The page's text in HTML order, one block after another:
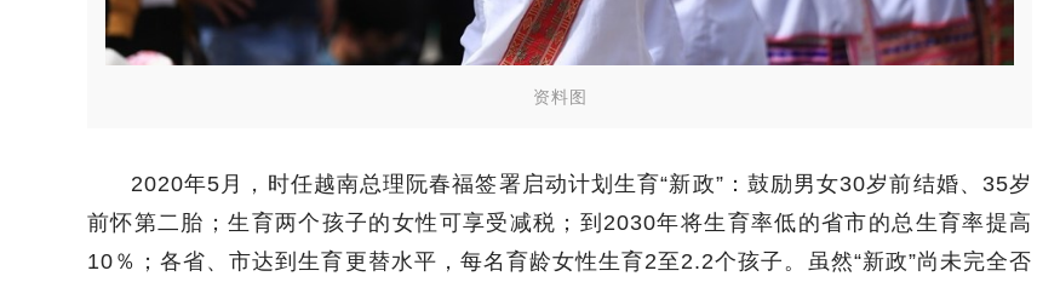
资料图
2020年5月，时任越南总理阮春福签署启动计划生育“新政”：鼓励男女30岁前结婚、35岁
前怀第二胎；生育两个孩子的女性可享受减税；到2030年将生育率低的省市的总生育率提高
10％；各省、市达到生育更替水平，每名育龄女性生育2至2.2个孩子。虽然“新政”尚未完全否